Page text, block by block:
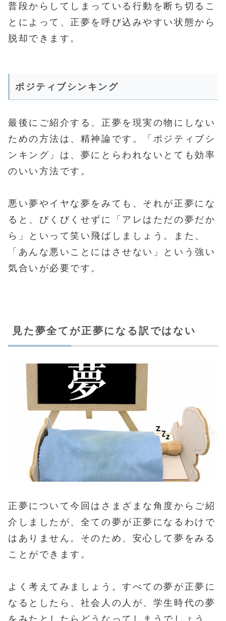
普段からしてしまっている行動を断ち切るこ
とによって、正夢を呼び込みやすい状態から
脱却できます。
ポジティブシンキング
最後にご紹介する、正夢を現実の物にしない
ための方法は、精神論です。「ポジティブシ
ンキング」は、夢にとらわれないとても効率
のいい方法です。
悪い夢やイヤな夢をみても、それが正夢にな
ると、びくびくせずに「アレはただの夢だか
ら」といって笑い飛ばしましょう。また、
「あんな悪いことにはさせない」という強い
気合いが必要です。
見た夢全てが正夢になる訳ではない
正夢について今回はさまざまな角度からご紹
介しましたが、全ての夢が正夢になるわけで
はありません。そのため、安心して夢をみる
ことができます。
よく考えてみましょう。すべての夢が正夢に
なるとしたら、社会人の人が、学生時代の夢